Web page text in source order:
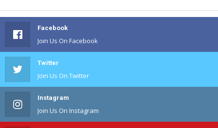
Facebook
Join Us On Facebook
Twitter
Join Us On Twitter
Instagram
Join Us On Instagram